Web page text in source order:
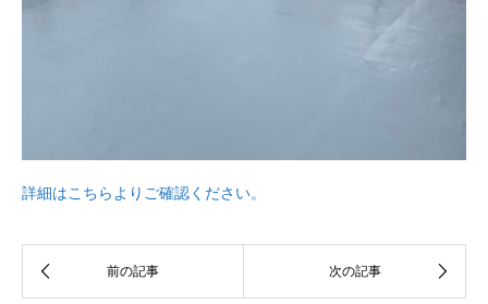
詳細はこちらよりご確認ください。